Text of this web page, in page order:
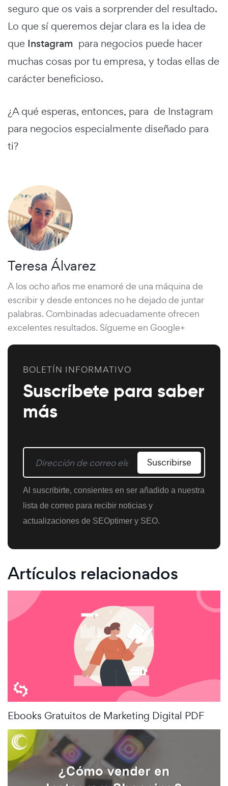
seguro que os vais a sorprender del resultado.
Lo que sí queremos dejar clara es la idea de
que Instagram para negocios puede hacer
muchas cosas por tu empresa, y todas ellas de
carácter beneficioso.
¿A qué esperas, entonces, para de Instagram
para negocios especialmente diseñado para
ti?
Teresa Álvarez
A los ocho años me enamoré de una máquina de
escribir y desde entonces no he dejado de juntar
palabras. Combinadas adecuadamente ofrecen
excelentes resultados. Sígueme en Google+
BOLETÍN INFORMATIVO
Suscríbete para saber
más
Suscribirse
Al suscribirte, consientes en ser añadido a nuestra
lista de correo para recibir noticias y
actualizaciones de SEOptimer y SEO.
Artículos relacionados
Ebooks Gratuitos de Marketing Digital PDF